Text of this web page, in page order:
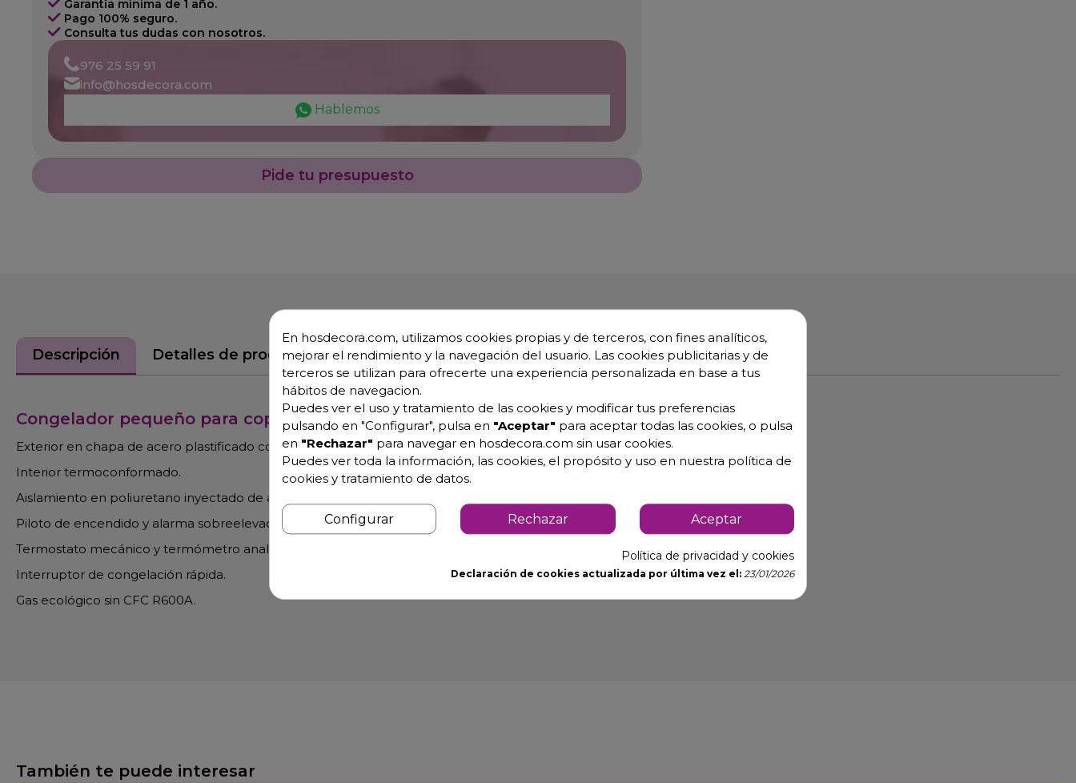
Garantía mínima de 1 año.
Pago 100% seguro.
Consulta tus dudas con nosotros.
976 25 59 91
info@hosdecora.com
Hablemos
Pide tu presupuesto
Descripción Detalles de producto
Congelador pequeño para copas
Exterior en chapa de acero plastificado color blanco anticorrosión.
Interior termoconformado.
Aislamiento en poliuretano inyectado de alta presión con gran espesor que garantiza el bajo consumo energético.
Piloto de encendido y alarma sobreelevación de temperatura.
Termostato mecánico y termómetro analógico.
Interruptor de congelación rápida.
Gas ecológico sin CFC R600A.
También te puede interesar
En hosdecora.com, utilizamos cookies propias y de terceros, con fines analíticos,
mejorar el rendimiento y la navegación del usuario. Las cookies publicitarias y de
terceros se utilizan para ofrecerte una experiencia personalizada en base a tus
hábitos de navegacion.
Puedes ver el uso y tratamiento de las cookies y modificar tus preferencias
pulsando en "Configurar", pulsa en "Aceptar" para aceptar todas las cookies, o pulsa
en "Rechazar" para navegar en hosdecora.com sin usar cookies.
Puedes ver toda la información, las cookies, el propósito y uso en nuestra política de
cookies y tratamiento de datos.
Configurar Rechazar Aceptar
Política de privacidad y cookies
Declaración de cookies actualizada por última vez el: 23/01/2026